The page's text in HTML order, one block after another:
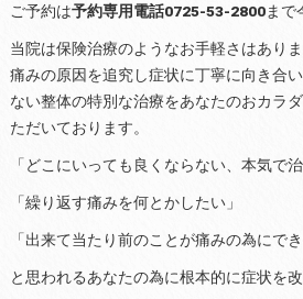
ご予約は予約専用電話0725-53-2800まで
当院は保険治療のようなお手軽さはあり
痛みの原因を追究し症状に丁寧に向き合
ない整体の特別な治療をあなたのおカラ
ただいております。
「どこにいっても良くならない、本気で治
「繰り返す痛みを何とかしたい」
「出来て当たり前のことが痛みの為にで
と思われるあなたの為に根本的に症状を